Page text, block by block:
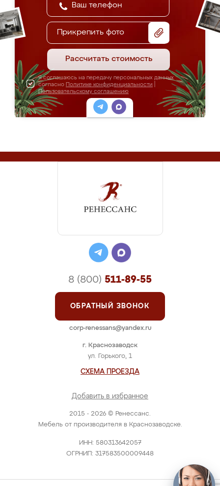
Прикрепить фото
Рассчитать стоимость
Я соглашаюсь на передачу персональных данных
согласно Политике конфиденциальности
Пользовательскому соглашению
2015 - 2026 © Ренессанс.
Мебель от производителя в Краснозаводске.
ИНН: 580313642057
ОГРНИП: 317583500009448
г. Краснозаводск
ул. Горького, 1
СХЕМА ПРОЕЗДА
Добавить в избранное
8 (800) 511-89-55
ОБРАТНЫЙ ЗВОНОК
corp-renessans@yandex.ru